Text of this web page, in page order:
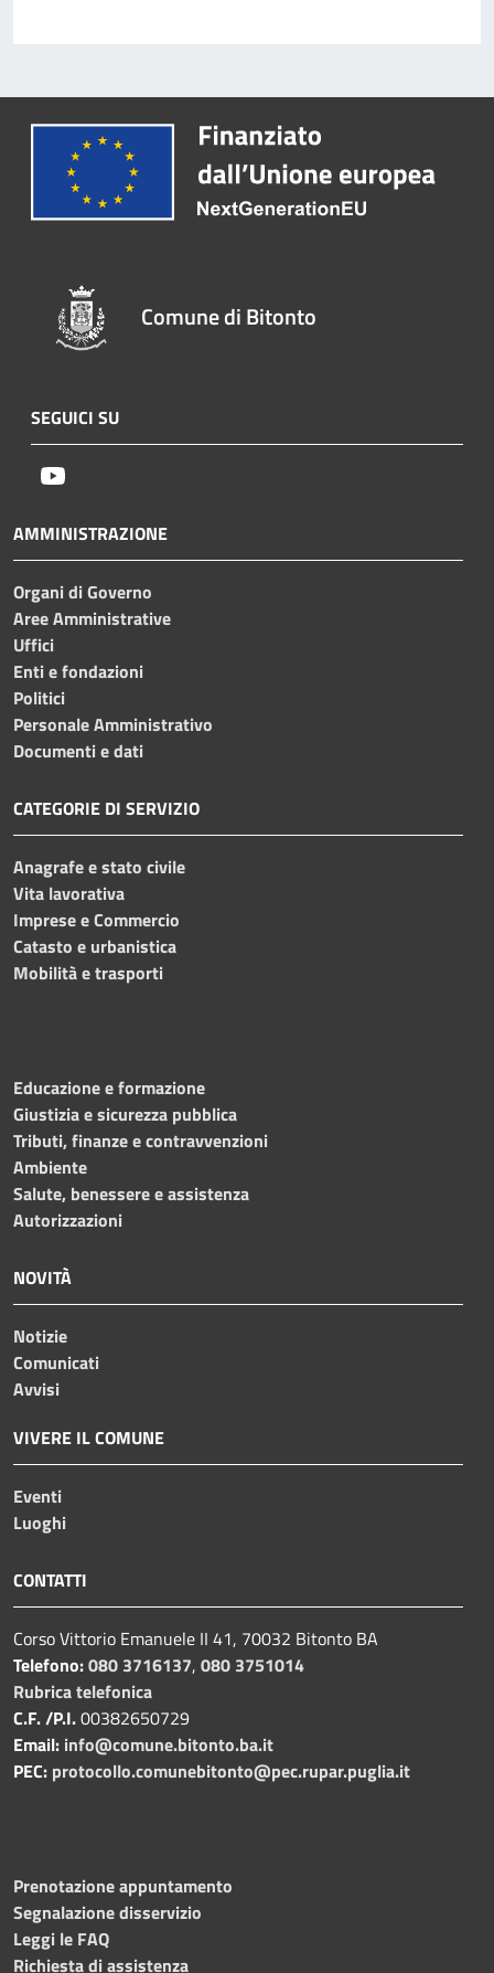
Comune di Bitonto
SEGUICI SU
AMMINISTRAZIONE
Organi di Governo
Aree Amministrative
Uffici
Enti e fondazioni
Politici
Personale Amministrativo
Documenti e dati
CATEGORIE DI SERVIZIO
Anagrafe e stato civile
Vita lavorativa
Imprese e Commercio
Catasto e urbanistica
Mobilità e trasporti
Educazione e formazione
Giustizia e sicurezza pubblica
Tributi, finanze e contravvenzioni
Ambiente
Salute, benessere e assistenza
Autorizzazioni
NOVITÀ
Notizie
Comunicati
Avvisi
VIVERE IL COMUNE
Eventi
Luoghi
CONTATTI
Corso Vittorio Emanuele II 41, 70032 Bitonto BA
Telefono:080 3716137, 080 3751014
Rubrica telefonica
C.F. /P.I.00382650729
Email: info@comune.bitonto.ba.it
PEC: protocollo.comunebitonto@pec.rupar.puglia.it
Prenotazione appuntamento
Segnalazione disservizio
Leggi le FAQ
Richiesta di assistenza